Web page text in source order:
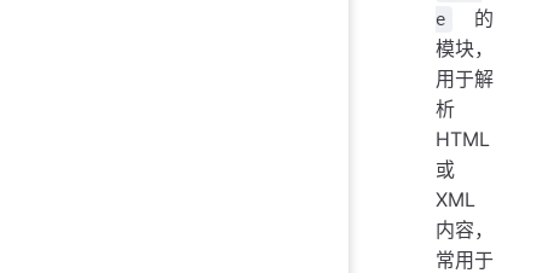
e
的
模块，
用于解
析
HTML
或
XML
内容，
常用于